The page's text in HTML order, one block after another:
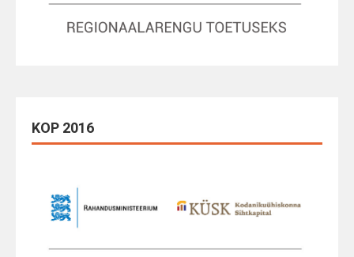
KOP 2016